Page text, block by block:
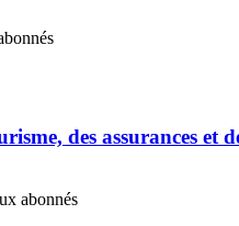
des assurances et
abonnés